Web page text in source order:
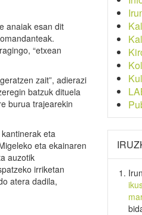
anaiak esan dit
“etxean
zait”, adierazi
batzuk dituela
burua trajearekin
eta
eta ekainaren
auzotik
irriketan
atera dadila,